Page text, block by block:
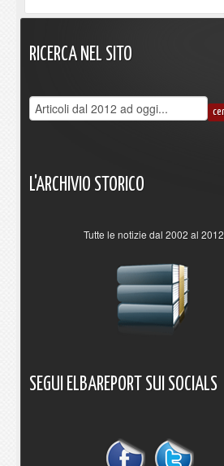
RICERCA NEL SITO
L'ARCHIVIO STORICO
Tutte le notizie dal 2002 al 2012
SEGUI ELBAREPORT SUI SOCIALS